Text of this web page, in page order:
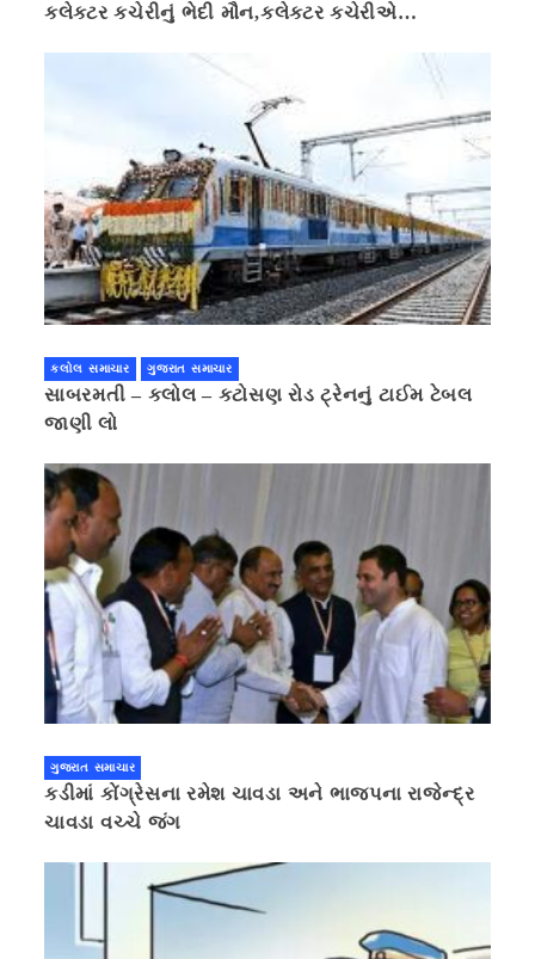
કલેક્ટર કચેરીનું ભેદી મૌન,કલેક્ટર કચેરીએ
કલોલ સમાચાર ગુજરાત સમાચાર
સાબરમતી – કલોલ – કટોસણ રોડ ટ્રેનનું ટાઈમ ટેબલ
જાણી લો
ગુજરાત સમાચાર
કડીમાં કોંગ્રેસના રમેશ ચાવડા અને ભાજપના રાજેન્દ્ર
ચાવડા વચ્ચે જંગ